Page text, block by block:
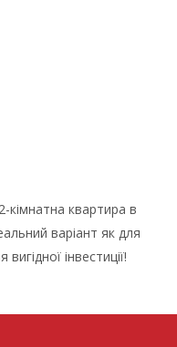
квартира в
варіант як для
інвестиції!